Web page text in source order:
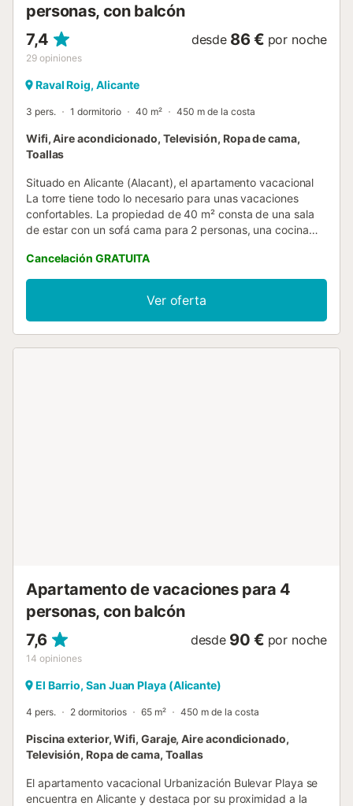
personas, con balcón
7,4
29 opiniones
desde 86 € por noche
Raval Roig, Alicante
3 pers. 1 dormitorio 40 m² 450 m de la costa
Wifi, Aire acondicionado, Televisión, Ropa de cama,
Toallas
Situado en Alicante (Alacant), el apartamento vacacional
La torre tiene todo lo necesario para unas vacaciones
confortables. La propiedad de 40 m² consta de una sala
de estar con un sofá cama para 2 personas, una cocina
alojar a 3 personas. Los servicios adicionales incluyen Wi-
Fi, aire acondicionado y ventilador. También hay una cuna
disponible. El edificio en el que se encuentra el alojamiento
dispone de ascensor. Durante su estancia en el
alojamiento, el anfitrión recomienda visitar la Concatedral
Cancelación GRATUITA
Ver oferta
Apartamento de vacaciones para 4
personas, con balcón
7,6
14 opiniones
desde 90 € por noche
El Barrio, San Juan Playa (Alicante)
4 pers. 2 dormitorios 65 m² 450 m de la costa
Piscina exterior, Wifi, Garaje, Aire acondicionado,
Televisión, Ropa de cama, Toallas
El apartamento vacacional Urbanización Bulevar Playa se
encuentra en Alicante y destaca por su proximidad a la